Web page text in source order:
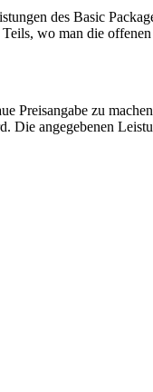
des Basic
wo man die
zu
Die angegebenen